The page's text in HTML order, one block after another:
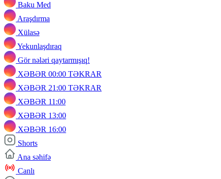
Baku Med
Araşdırma
Xülasə
Yekunlaşdıraq
Gör nələri qaytarmışıq!
XƏBƏR 00:00 TƏKRAR
XƏBƏR 21:00 TƏKRAR
XƏBƏR 11:00
XƏBƏR 13:00
XƏBƏR 16:00
Shorts
Ana səhifə
Canlı